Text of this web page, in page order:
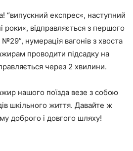
“випускний експрес«, наступний
роки«, відправляється з першого
нумерація вагонів з хвоста
проводити підсадку на
через 2 хвилини.
нашого поїзда везе з собою
шкільного життя. Давайте ж
доброго і довгого шляху!